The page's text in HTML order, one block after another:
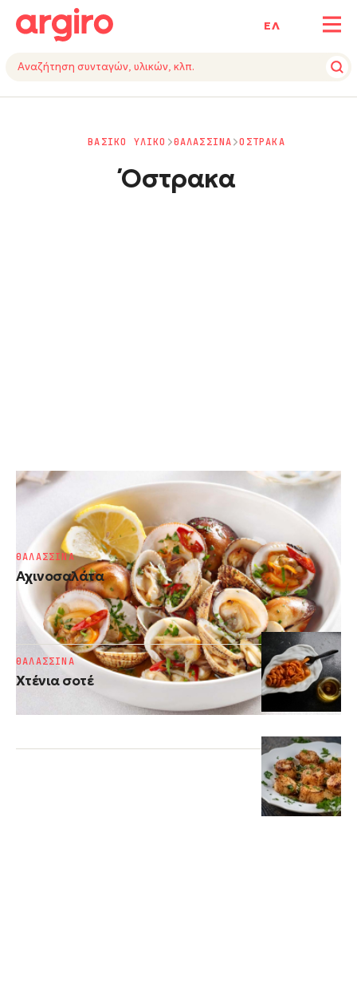
ΕΛ
ΒΑΣΙΚΟ ΥΛΙΚΟ ΘΑΛΑΣΣΙΝΑ ΟΣΤΡΑΚΑ
Όστρακα
Γυαλιστερές και κυδώνια αχνιστά
ΘΑΛΑΣΣΙΝΑ
Αχινοσαλάτα
ΘΑΛΑΣΣΙΝΑ
Χτένια σοτέ
ΘΑΛΑΣΣΙΝΑ